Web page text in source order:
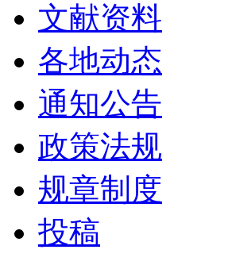
文献资料
各地动态
通知公告
政策法规
规章制度
投稿